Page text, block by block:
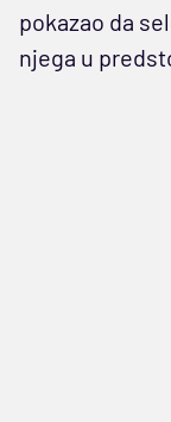
pokazao da
njega u